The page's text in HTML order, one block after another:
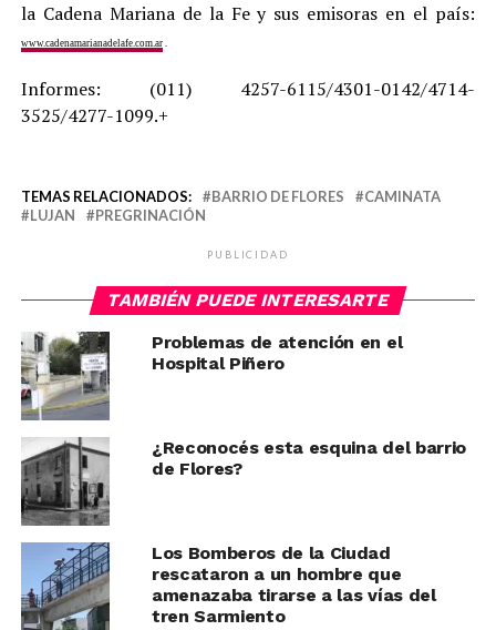
la Cadena Mariana de la Fe y sus emisoras en el país:
www.cadenamarianadelafe.com.ar.
Informes: (011) 4257-6115/4301-0142/4714-
3525/4277-1099.+
TEMAS RELACIONADOS: BARRIO DE FLORES
CAMINATA
LUJAN
PREGRINACIÓN
PUBLICIDAD
TAMBIÉN PUEDE INTERESARTE
Problemas de atención en el
Hospital Piñero
¿Reconocés esta esquina del barrio
de Flores?
Los Bomberos de la Ciudad
rescataron a un hombre que
amenazaba tirarse a las vías del
tren Sarmiento